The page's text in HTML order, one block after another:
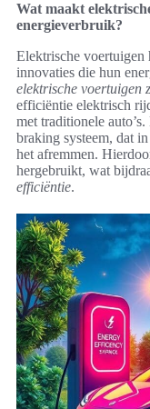
Wat maakt
energieverbruik?
Elektrische voertuigen
innovaties die hun
elektrische voertuigen
efficiëntie elektrisch
met traditionele
braking systeem, dat
het afremmen.
hergebruikt, wat
efficiëntie.